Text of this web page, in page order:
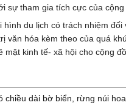
sự tham gia tích cực của cộng
hình du lịch có trách nhiệm
văn hóa kèm theo của quá
mặt kinh tế- xã hội cho cộng
chiều dài bờ biển, rừng núi